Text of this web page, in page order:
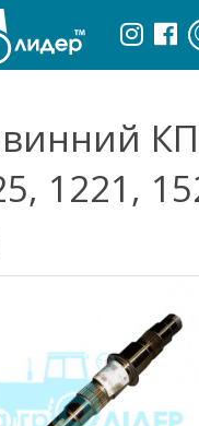
1221,